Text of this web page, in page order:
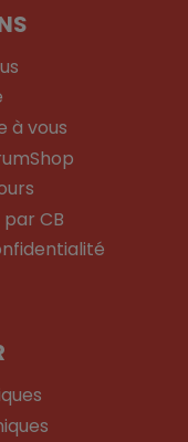
à vous
par CB